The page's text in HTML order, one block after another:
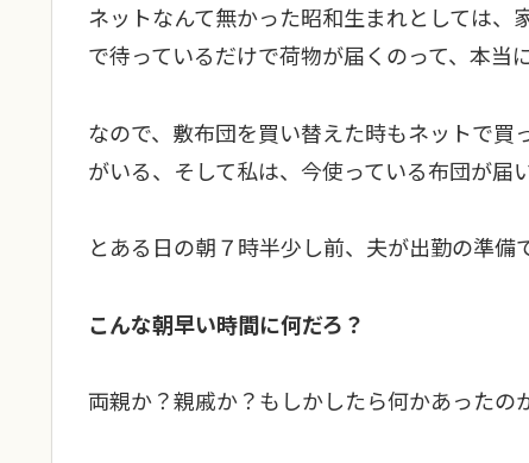
ネットなんて無かった昭和生まれとしては
で待っているだけで荷物が届くのって、本当
なので、敷布団を買い替えた時もネットで買
がいる、そして私は、今使っている布団が届
とある日の朝７時半少し前、夫が出勤の準備
こんな朝早い時間に何だろ？
両親か？親戚か？もしかしたら何かあったの